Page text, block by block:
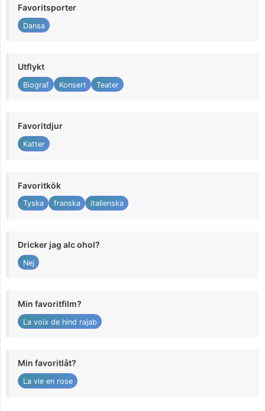
Favoritsporter
Dansa
Utflykt
Biograf Konsert Teater
Favoritdjur
Katter
Favoritkök
Tyska franska italienska
Dricker jag alc ohol?
Nej
Min favoritfilm?
La voix de hind rajab
Min favoritlåt?
La vie en rose